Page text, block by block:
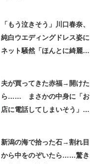
「もう泣きそう」川口春奈、
純白ウエディングドレス姿に
ネット騒然「ほんとに綺麗」
夫が買ってきた赤福→開けた
ら…… まさかの中身に「お
店に電話してしまいそう」
新潟の海で拾った石→割れ目
から中をのぞいたら……驚き